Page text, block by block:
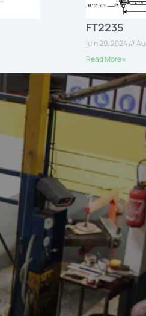
FT2235
juin 29, 2024
Read More »